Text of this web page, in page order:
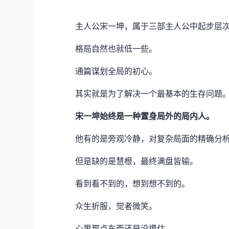
主人公宋一坤，属于三部主人公中起步层
格局自然也就低一些。
通篇谋划全局的初心。
其实就是为了解决一个最基本的生存问题。
宋一坤始终是一种置身局外的局内人。
他有的是旁观冷静，对复杂局面的精确分析
但是缺的是慧根，最终满盘皆输。
看到看不到的，想到想不到的。
众生折服，觉者微笑。